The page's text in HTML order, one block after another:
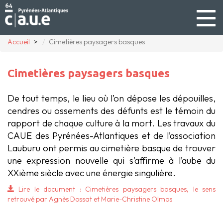
Accueil
Cimetières paysagers basques
Cimetières paysagers basques
De tout temps, le lieu où l’on dépose les dépouilles,
cendres ou ossements des défunts est le témoin du
rapport de chaque culture à la mort. Les travaux du
CAUE des Pyrénées-Atlantiques et de l’association
Lauburu ont permis au cimetière basque de trouver
une expression nouvelle qui s’affirme à l’aube du
XXième siècle avec une énergie singulière.
Lire le document : Cimetières paysagers basques, le sens
retrouvé par Agnès Dossat et Marie-Christine Olmos